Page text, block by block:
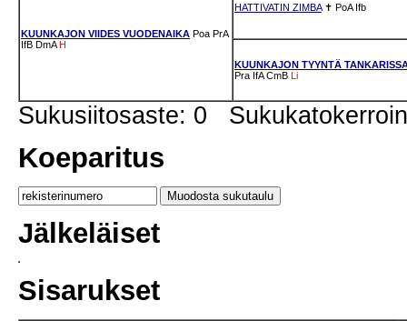
KUUNKAJON VIIDES VUODENAIKA Poa PrA
IfB DmA H
HATTIVATIN ZIMBA✝ PoA Ifb
KUUNKAJON TYYNTÄ
Pra IfA CmB Li
Sukusiitosaste: 0
Koeparitus
Jälkeläiset
Sisarukset